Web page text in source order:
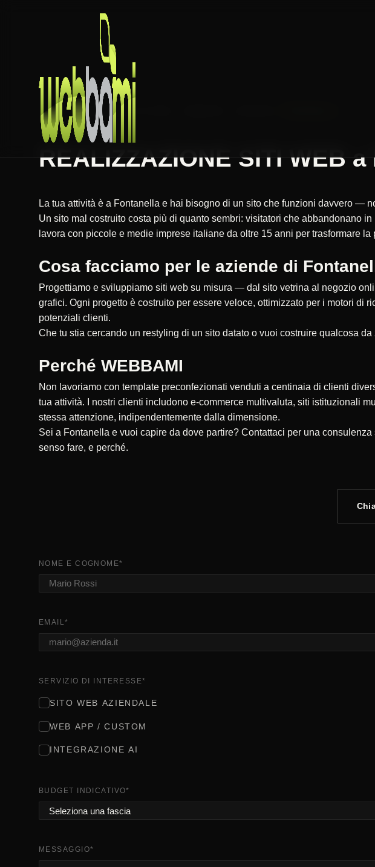
HOME REALIZZAZIONE SITI WEB
REALIZZAZIONE SITI WEB
La tua attività è a Fontanella e hai bisogno di un sito che funzioni davvero —
Un sito mal costruito costa più di quanto sembri: visitatori che abbandonano
lavora con piccole e medie imprese italiane da oltre 15 anni per trasformare
Cosa facciamo per le aziende di
Progettiamo e sviluppiamo siti web su misura — dal sito vetrina al negozio
grafici. Ogni progetto è costruito per essere veloce, ottimizzato per i motori di
potenziali clienti.
Che tu stia cercando un restyling di un sito datato o vuoi costruire qualcosa
Perché WEBBAMI
Non lavoriamo con template preconfezionati venduti a centinaia di clienti
tua attività. I nostri clienti includono e-commerce multivaluta, siti istituzionali
stessa attenzione, indipendentemente dalla dimensione.
Sei a Fontanella e vuoi capire da dove partire? Contattaci per una
senso fare, e perché.
NOME E COGNOME*
EMAIL*
SERVIZIO DI INTERESSE*
SITO WEB AZIENDALE
WEB APP / CUSTOM
INTEGRAZIONE AI
BUDGET INDICATIVO*
MESSAGGIO*